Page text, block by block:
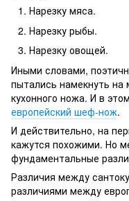
Нарезку мяса.
Нарезку рыбы.
Нарезку овощей.
Иными словами,
пытались намекнуть на
кухонного ножа. И в
европейский шеф-нож.
И действительно, на
кажутся похожими. Но
фундаментальные
Различия между
различиями между